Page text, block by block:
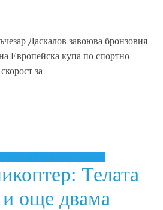
Даскалов завоюва бронзовия
Европейска купа по спортно
за
спортовеНовини
Телата
още двама